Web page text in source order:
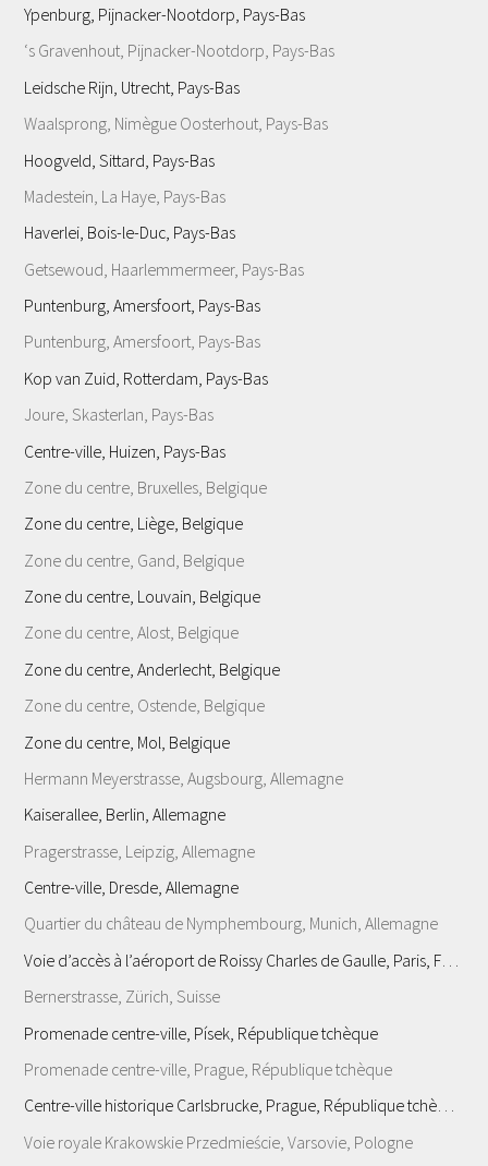
Ypenburg, Pijnacker-Nootdorp, Pays-Bas
‘s Gravenhout, Pijnacker-Nootdorp, Pays-Bas
Leidsche Rijn, Utrecht, Pays-Bas
Waalsprong, Nimègue Oosterhout, Pays-Bas
Hoogveld, Sittard, Pays-Bas
Madestein, La Haye, Pays-Bas
Haverlei, Bois-le-Duc, Pays-Bas
Getsewoud, Haarlemmermeer, Pays-Bas
Puntenburg, Amersfoort, Pays-Bas
Puntenburg, Amersfoort, Pays-Bas
Kop van Zuid, Rotterdam, Pays-Bas
Joure, Skasterlan, Pays-Bas
Centre-ville, Huizen, Pays-Bas
Zone du centre, Bruxelles, Belgique
Zone du centre, Liège, Belgique
Zone du centre, Gand, Belgique
Zone du centre, Louvain, Belgique
Zone du centre, Alost, Belgique
Zone du centre, Anderlecht, Belgique
Zone du centre, Ostende, Belgique
Zone du centre, Mol, Belgique
Hermann Meyerstrasse, Augsbourg, Allemagne
Kaiserallee, Berlin, Allemagne
Pragerstrasse, Leipzig, Allemagne
Centre-ville, Dresde, Allemagne
Quartier du château de Nymphembourg, Munich, Allemagne
Bernerstrasse, Zürich, Suisse
Promenade centre-ville, Písek, République tchèque
Promenade centre-ville, Prague, République tchèque
Centre-ville historique Carlsbrucke, Prague, République tchèque
Voie royale Krakowskie Przedmieście, Varsovie, Pologne